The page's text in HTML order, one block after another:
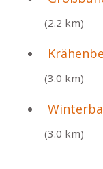
(2.2 km)
(3.0 km)
(3.0 km)